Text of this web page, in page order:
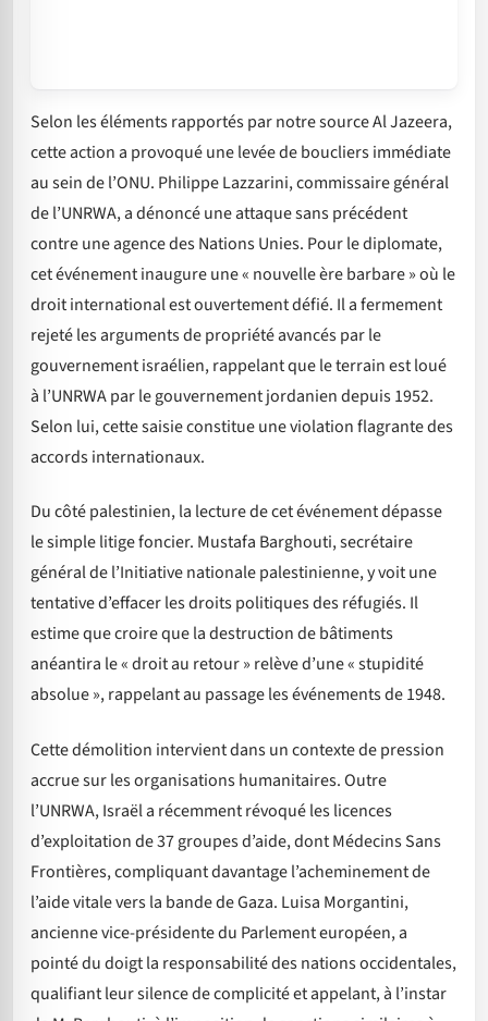
Selon les éléments rapportés par notre source Al Jazeera,
cette action a provoqué une levée de boucliers immédiate
au sein de l’ONU. Philippe Lazzarini, commissaire général
de l’UNRWA, a dénoncé une attaque sans précédent
contre une agence des Nations Unies. Pour le diplomate,
cet événement inaugure une « nouvelle ère barbare » où le
droit international est ouvertement défié. Il a fermement
rejeté les arguments de propriété avancés par le
gouvernement israélien, rappelant que le terrain est loué
à l’UNRWA par le gouvernement jordanien depuis 1952.
Selon lui, cette saisie constitue une violation flagrante des
accords internationaux.
Du côté palestinien, la lecture de cet événement dépasse
le simple litige foncier. Mustafa Barghouti, secrétaire
général de l’Initiative nationale palestinienne, y voit une
tentative d’effacer les droits politiques des réfugiés. Il
estime que croire que la destruction de bâtiments
anéantira le « droit au retour » relève d’une « stupidité
absolue », rappelant au passage les événements de 1948.
Cette démolition intervient dans un contexte de pression
accrue sur les organisations humanitaires. Outre
l’UNRWA, Israël a récemment révoqué les licences
d’exploitation de 37 groupes d’aide, dont Médecins Sans
Frontières, compliquant davantage l’acheminement de
l’aide vitale vers la bande de Gaza. Luisa Morgantini,
ancienne vice-présidente du Parlement européen, a
pointé du doigt la responsabilité des nations occidentales,
qualifiant leur silence de complicité et appelant, à l’instar